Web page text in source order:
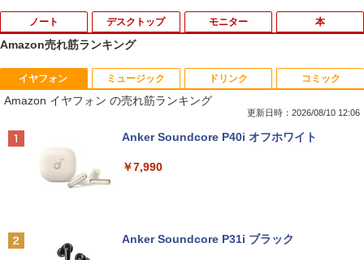
ノート
1
超得5,000円OFF&P10倍｜高性能Core i5
第10世代｜新生活応援 豪華特典付き｜最
大180日保証｜中古ノートパソコン Wind
15.6 テンキー付き｜中古ノートパソコン
ソコン｜パソコン｜中古PC
デスクトップ
1
中古パソコン 一体型 富士通 ESPRIMO F
H52/S FMVF52SW Windows10 Celeron
1005M 1.90GHz メモリ4GB 1TB 21.5イ
AN 3ヶ月保証 wd2685 中古
￥15,800
2
【★最大100%ポイント】おまかせ 中古
パソコン Windows XP Core i5 メモリ 4
モニター
1
【エントリーで最大全額ポイント還元｜
8/11まで】 PHILIPS｜フィリップス USB
-C接続 PCモニター ブラック 24E1N130
イド /100Hz]
￥19,620
2
Philips｜フィリップス 液晶ディスプレ
イ(23.8型/IPS/FullHD 1920×1080/100H
本
1
おいしい！イラストレッスン クレパス
で描きました [ momo ]
￥1,518
Amazon売れ筋ランキング
イヤフォン
Amazon イヤフォン の売れ筋ランキング
更新日時：2026/08/10 12:06
Anker Soundcore P40i オフホワイト
￥7,990
Anker Soundcore P31i ブラック
ミュージック ドリンク コミック